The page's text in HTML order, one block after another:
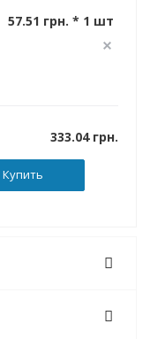
57.51 грн. * 1 шт
333.04 грн.
Купить